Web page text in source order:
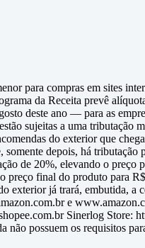
para compras em sites
da Receita prevê
deste ano — para as
sujeitas a uma tributação
do exterior que
somente depois, há
de 20%, elevando o preço
final do produto para
já trará, embutida, a
e
Sinerlog Store:
não possuem os requisitos